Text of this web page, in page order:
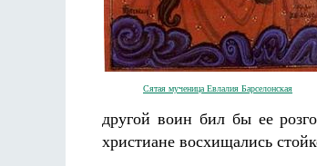
Сятая мученица Евлалия Барселонская
другой воин бил бы ее
христиане восхищались